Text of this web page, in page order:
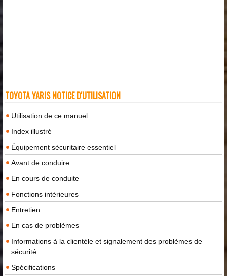
TOYOTA YARIS NOTICE D'UTILISATION
Utilisation de ce manuel
Index illustré
Équipement sécuritaire essentiel
Avant de conduire
En cours de conduite
Fonctions intérieures
Entretien
En cas de problèmes
Informations à la clientèle et signalement des problèmes de
sécurité
Spécifications